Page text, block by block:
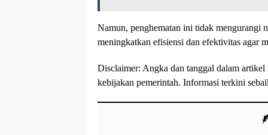
Namun, penghematan ini tidak mengurangi
meningkatkan efisiensi dan efektivitas agar
Disclaimer: Angka dan tanggal dalam
kebijakan pemerintah. Informasi terkini